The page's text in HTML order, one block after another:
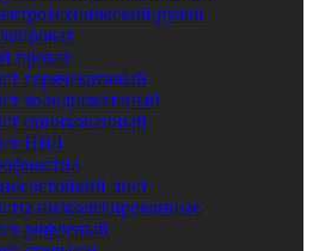
рулон
прокат
горячекатаный
холоднокатаный
оцинкованный
ПВЛ
лист
низколегированные
рифленый